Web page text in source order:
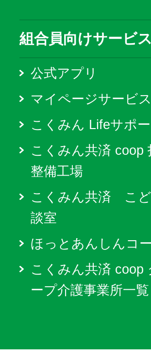
組合員向けサービス
公式アプリ
マイページサービス
こくみん Lifeサポー
こくみん共済 coop
整備工場
こくみん共済 こ
談室
ほっとあんしんコ
こくみん共済 coop
ープ介護事業所一覧